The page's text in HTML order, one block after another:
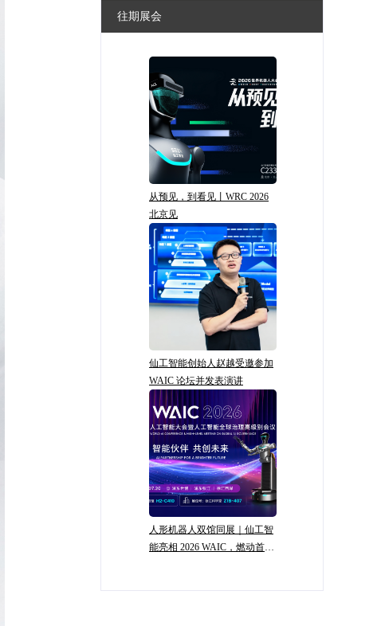
往期展会
从预见，到看见丨WRC 2026
北京见
仙工智能创始人赵越受邀参加
WAIC 论坛并发表演讲
人形机器人双馆同展｜仙工智
能亮相 2026 WAIC，燃动首日